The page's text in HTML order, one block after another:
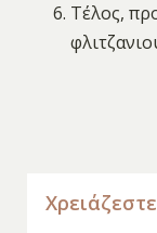
Τέλος,